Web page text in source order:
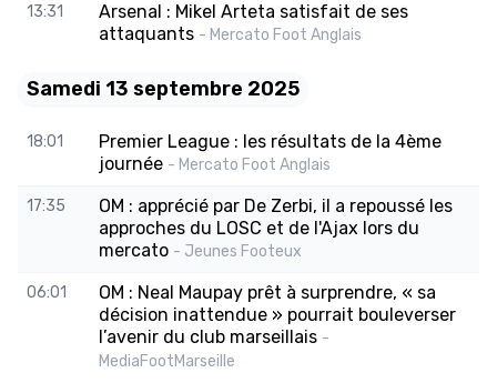
13:31
Arsenal : Mikel Arteta satisfait de ses
attaquants - Mercato Foot Anglais
Samedi 13 septembre 2025
18:01
Premier League : les résultats de la 4ème
journée - Mercato Foot Anglais
17:35
OM : apprécié par De Zerbi, il a repoussé les
approches du LOSC et de l'Ajax lors du
mercato - Jeunes Footeux
06:01
OM : Neal Maupay prêt à surprendre, « sa
décision inattendue » pourrait bouleverser
l’avenir du club marseillais -
MediaFootMarseille